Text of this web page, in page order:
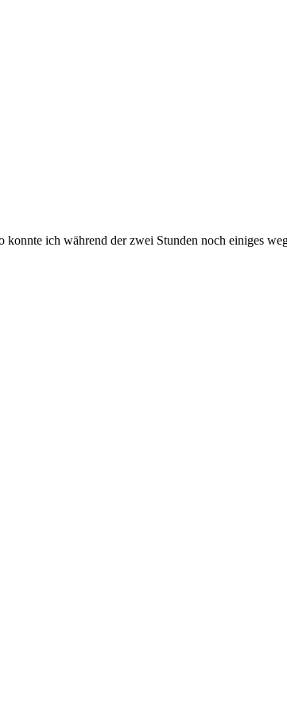
konnte ich während der zwei Stunden noch einiges